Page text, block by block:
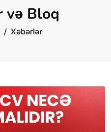
və Bloq
Xəbərlər